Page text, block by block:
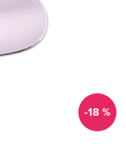
-18 %